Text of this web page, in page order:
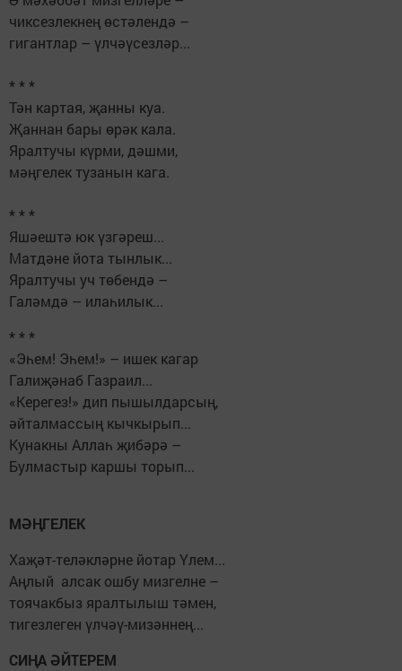
чиксезлекнең өстәлендә –
гигантлар – үлчәүсезләр...
* * *
Тән картая, җанны куа.
Җаннан бары өрәк кала.
Яралтучы күрми, дәшми,
мәңгелек тузанын кага.
* * *
Яшәештә юк үзгәреш...
Матдәне йота тынлык...
Яралтучы уч төбендә –
Галәмдә – илаһилык...
* * *
«Эһем! Эһем!» – ишек кагар
Галиҗәнаб Газраил...
«Керегез!» дип пышылдарсың,
әйталмассың кычкырып...
Кунакны Аллаһ җибәрә –
Булмастыр каршы торып...
МӘҢГЕЛЕК
Хаҗәт-теләкләрне йотар Үлем...
Аңлый алсак ошбу мизгелне –
тоячакбыз яралтылыш тәмен,
тигезлеген үлчәү-мизәннең...
СИҢА ӘЙТЕРЕМ